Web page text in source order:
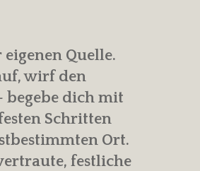
Quelle.
wirf den
begebe dich mit
Schritten
Ort.
festliche